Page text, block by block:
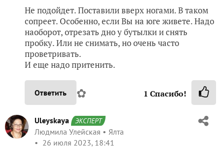
Не подойдет. Поставили вверх ногами. В таком
сопреет. Особенно, если Вы на юге живете. Надо
наоборот, отрезать дно у бутылки и снять
пробку. Или не снимать, но очень часто
проветривать.
И еще надо притенить.
Ответить ✿ 1 Спасибо!
Uleyskaya ЭКСПЕРТ
Людмила Улейская
Ялта
26 июля 2023, 18:41